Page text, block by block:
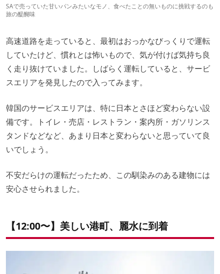
SAで売っていた甘いパンみたいなモノ、食べたことの無いものに挑戦するのも
旅の醍醐味
高速道路を走っていると、最初はおっかなびっくりで運転
していたけど、慣れとは怖いもので、気が付けば気持ち良
く走り抜けていました。しばらく運転していると、サービ
スエリアを発見したので入ってみます。
韓国のサービスエリアは、特に日本とさほど変わらない設
備です。トイレ・売店・レストラン・案内所・ガソリンス
タンドなどなど、あまり日本と変わらないと思っていて良
いでしょう。
不安だらけの運転だったため、この馴染みのある建物には
安心させられました。
【12:00〜】美しい港町、麗水に到着